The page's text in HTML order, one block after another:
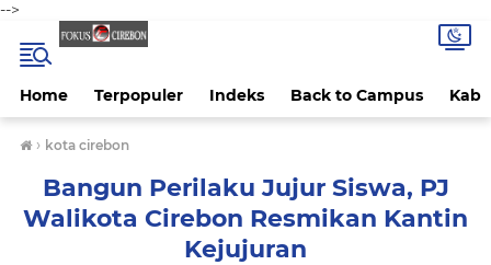
-->
Home Terpopuler Indeks Back to Campus Kab
› kota cirebon
Bangun Perilaku Jujur Siswa, PJ
Walikota Cirebon Resmikan Kantin
Kejujuran